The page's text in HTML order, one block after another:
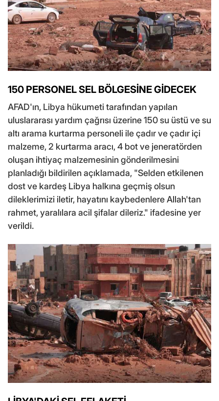
150 PERSONEL SEL BÖLGESİNE GİDECEK
AFAD'ın, Libya hükumeti tarafından yapılan
uluslararası yardım çağrısı üzerine 150 su üstü ve su
altı arama kurtarma personeli ile çadır ve çadır içi
malzeme, 2 kurtarma aracı, 4 bot ve jeneratörden
oluşan ihtiyaç malzemesinin gönderilmesini
planladığı bildirilen açıklamada, "Selden etkilenen
dost ve kardeş Libya halkına geçmiş olsun
dileklerimizi iletir, hayatını kaybedenlere Allah'tan
rahmet, yaralılara acil şifalar dileriz." ifadesine yer
verildi.